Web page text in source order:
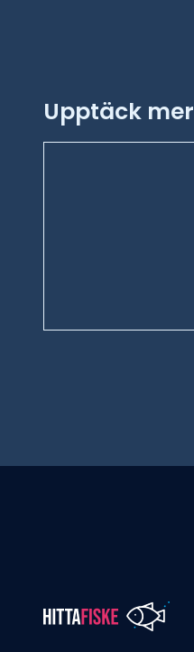
Upptäck mer